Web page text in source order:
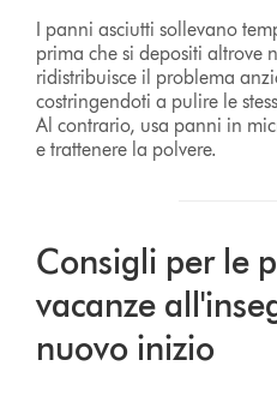
I panni asciutti sollevano
prima che si depositi altrove
ridistribuisce il problema
costringendoti a pulire le
Al contrario, usa panni in
e trattenere la polvere.
Consigli per le
vacanze
nuovo inizio